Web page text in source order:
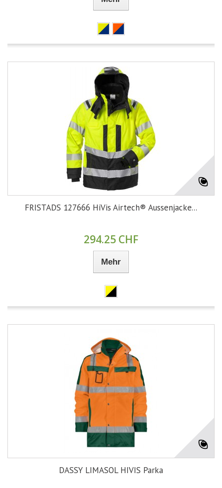
FRISTADS 127666 HiVis Airtech® Aussenjacke...
294.25 CHF
Mehr
DASSY LIMASOL HIVIS Parka